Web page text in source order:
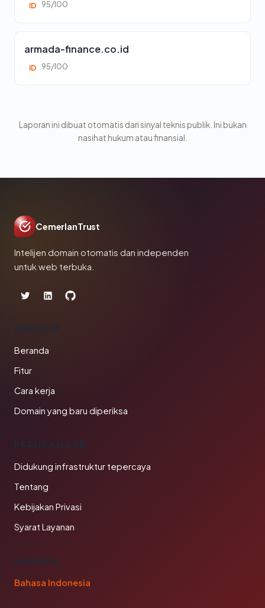
ID 95/100
armada-finance.co.id
ID 95/100
Laporan ini dibuat otomatis dari sinyal teknis publik. Ini bukan
nasihat hukum atau finansial.
CemerlanTrust
Intelijen domain otomatis dan independen
untuk web terbuka.
PRODUK
Beranda
Fitur
Cara kerja
Domain yang baru diperiksa
PERUSAHAAN
Didukung infrastruktur tepercaya
Tentang
Kebijakan Privasi
Syarat Layanan
BAHASA
Bahasa Indonesia